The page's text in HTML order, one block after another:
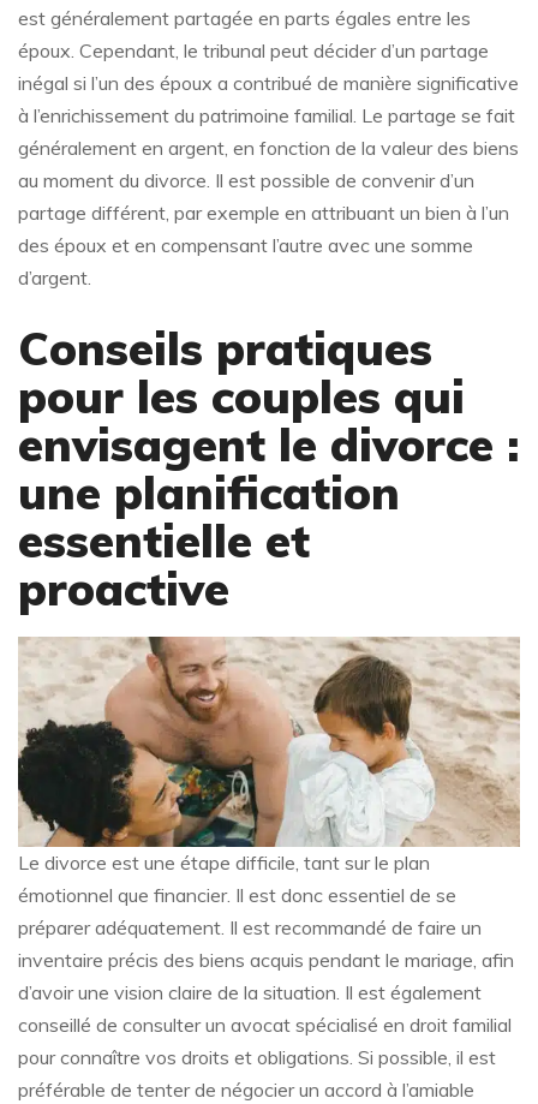
est généralement partagée en parts égales entre les
époux. Cependant, le tribunal peut décider d’un partage
inégal si l’un des époux a contribué de manière significative
à l’enrichissement du patrimoine familial. Le partage se fait
généralement en argent, en fonction de la valeur des biens
au moment du divorce. Il est possible de convenir d’un
partage différent, par exemple en attribuant un bien à l’un
des époux et en compensant l’autre avec une somme
d’argent.
Conseils pratiques
pour les couples qui
envisagent le divorce :
une planification
essentielle et
proactive
Le divorce est une étape difficile, tant sur le plan
émotionnel que financier. Il est donc essentiel de se
préparer adéquatement. Il est recommandé de faire un
inventaire précis des biens acquis pendant le mariage, afin
d’avoir une vision claire de la situation. Il est également
conseillé de consulter un avocat spécialisé en droit familial
pour connaître vos droits et obligations. Si possible, il est
préférable de tenter de négocier un accord à l’amiable